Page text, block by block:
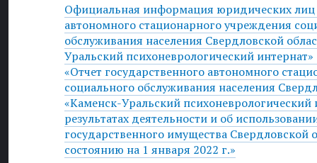
Официальная информация юридических лиц
автономного стационарного учреждения
обслуживания населения Свердловской
Уральский психоневрологический интернат»
«Отчет государственного автономного
социального обслуживания населения
«Каменск-Уральский психоневрологический
результатах деятельности и об
государственного имущества Свердловской
состоянию на 1 января 2022 г.»